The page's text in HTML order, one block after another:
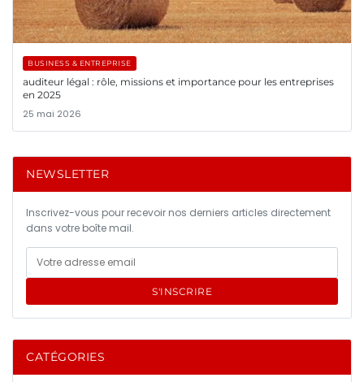
BUSINESS & ENTREPRISE
auditeur légal : rôle, missions et importance pour les entreprises
en 2025
25 mai 2026
NEWSLETTER
Inscrivez-vous pour recevoir nos derniers articles directement
dans votre boîte mail.
S'INSCRIRE
CATÉGORIES